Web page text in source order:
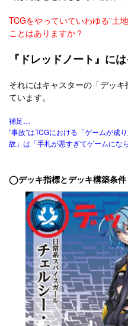
TCGをやっていていわゆる”土
ことはありますか？
『ドレッドノート』に
それにはキャスターの「デッ
ています。
補足…
”事故”はTCGにおける「ゲームが成
故」は「手札が悪すぎてゲームにな
◯デッキ指標とデッキ構築条件